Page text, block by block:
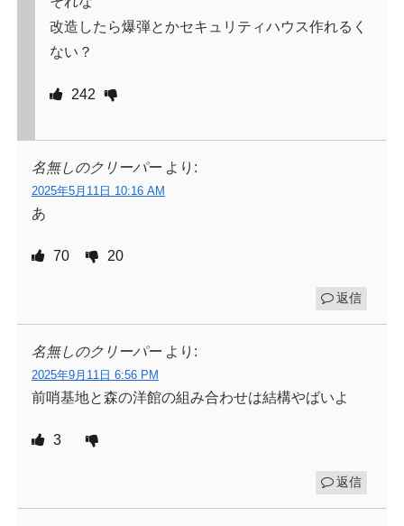
改造したら爆弾とかセキュリティハウス作れるく
ない？
242
名無しのクリーパー より:
2025年5月11日 10:16 AM
あ
70 20
返信
名無しのクリーパー より:
2025年9月11日 6:56 PM
前哨基地と森の洋館の組み合わせは結構やばいよ
3
返信